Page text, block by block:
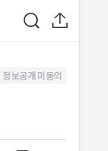
정보공개 미동의